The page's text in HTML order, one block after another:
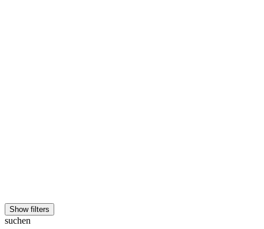
Show filters
suchen